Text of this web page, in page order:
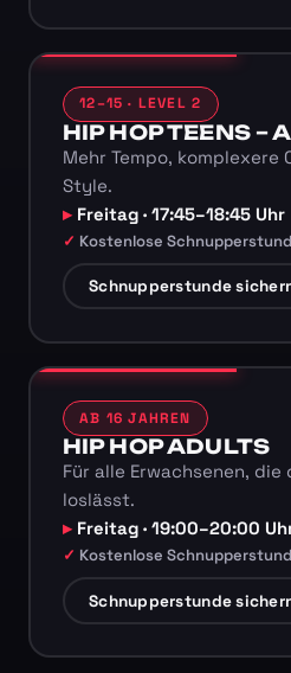
12–15 · LEVEL 2
HIP HOP TEENS –
Mehr Tempo, komplexere
Style.
Freitag · 17:45–18:45 Uhr
Kostenlose
Schnupperstunde
AB 16 JAHREN
HIP HOP ADULTS
Für alle Erwachsenen,
loslässt.
Freitag · 19:00–20:00
Kostenlose
Schnupperstunde